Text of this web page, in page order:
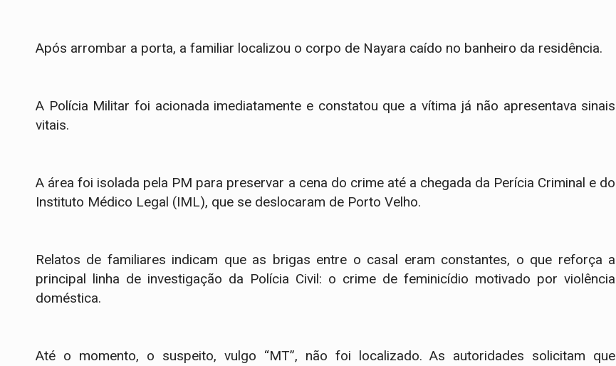
​Após arrombar a porta, a familiar localizou o corpo de Nayara caído no banheiro da residência.
A Polícia Militar foi acionada imediatamente e constatou que a vítima já não apresentava sinais
vitais.
A área foi isolada pela PM para preservar a cena do crime até a chegada da Perícia Criminal e do
Instituto Médico Legal (IML), que se deslocaram de Porto Velho.
Relatos de familiares indicam que as brigas entre o casal eram constantes, o que reforça a
principal linha de investigação da Polícia Civil: o crime de feminicídio motivado por violência
doméstica.
​Até o momento, o suspeito, vulgo “MT”, não foi localizado. As autoridades solicitam que